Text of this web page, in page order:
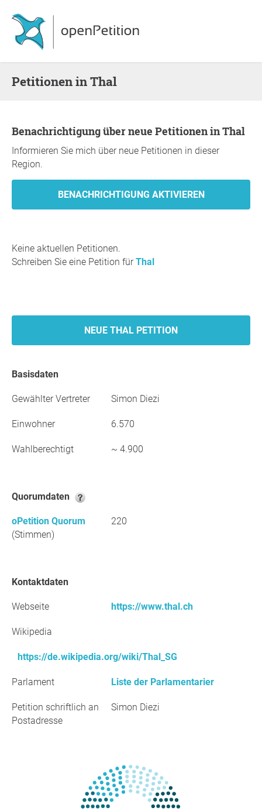
Petitionen in Thal
Benachrichtigung über neue Petitionen in Thal
Informieren Sie mich über neue Petitionen in dieser
Region.
Keine aktuellen Petitionen.
Schreiben Sie eine Petition fürThal
NEUE THAL PETITION
Basisdaten
Gewählter Vertreter Simon Diezi
Einwohner 6.570
Wahlberechtigt ~ 4.900
Quorumdaten
oPetition Quorum
(Stimmen)
220
Kontaktdaten
Webseite https://www.thal.ch
Wikipedia
https://de.wikipedia.org/wiki/Thal_SG
Parlament Liste der Parlamentarier
Petition schriftlich an
Postadresse
Simon Diezi